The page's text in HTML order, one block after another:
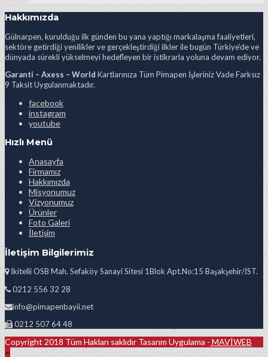
Hakkımızda
Gülnarpen, kurulduğu ilk günden bu yana yaptığı markalaşma faaliyetleri,
sektöre getirdiği yenilikler ve gerçekleştirdiği ilkler ile bugün Türkiye’de ve
dünyada sürekli yükselmeyi hedefleyen bir istikrarla yoluna devam ediyor.
Garanti – Axess – World Kartlarınıza Tüm Pimapen İşleriniz Vade Farksız
9 Taksit Uygulanmaktadır.
facebook
instagram
youtube
Hızlı Menü
Anasayfa
Firmamız
Hakkımızda
Misyonumuz
Vizyonumuz
Ürünler
Foto Galeri
İletişim
İletişim Bilgilerimiz
İkitelli OSB Mah. Sefaköy Sanayi Sitesi 1Blok Apt.No:15 Başakşehir/İST.
0212 556 32 28
info@pimapenbayii.net
0212 507 64 48
Copyright 2018 Tüm Hakları saklıdır Tasarım Uygulama - MAVİWEB